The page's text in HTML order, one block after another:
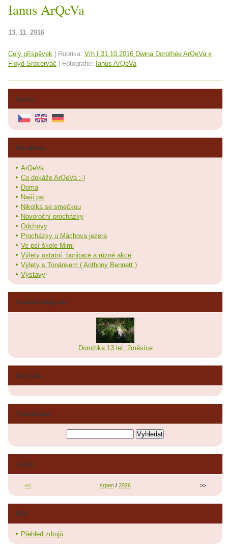
Ianus ArQeVa
13. 11. 2016
Celý příspěvek Rubrika: Vrh I 31.10.2016 Dwina Dorothée ArQeVa x
Floyd Srdcerváč
Fotografie: Ianus ArQeVa
Jazyky
Fotoalbum
ArQeVa
Co dokáže ArQeVa :-)
Doma
Naši psi
Nikolka se smečkou
Novoroční procházky
Odchovy
Procházky u Máchova jezera
Ve psí škole Mimi
Výlety ostatní, bonitace a různé akce
Výlety s Tonánkem ( Anthony Bennett )
Výstavy
Poslední fotografie
Dorothka 13 let, 2měsíce
Facebook
Vyhledávání
Archiv
<< srpen/ 2026 >>
RSS
Přehled zdrojů